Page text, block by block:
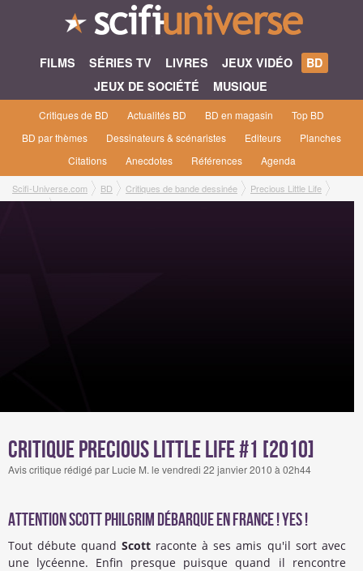
FILMS SÉRIES TV LIVRES JEUX VIDÉO
BD
JEUX DE SOCIÉTÉ
MUSIQUE
Critiques de BD Actualités BD BD en magasin
Top BD
BD par thèmes
Dessinateurs & scénaristes Editeurs
Planches
Citations
Anecdotes Références Agenda
Scifi-Universe.com BD Critiques de bande dessinée
Precious Little Life
Lucie M.
Critique Precious Little Life #1 [2010]
Avis critique rédigé par Lucie M. le vendredi 22 janvier 2010 à 02h44
Attention Scott Philgrim débarque en France ! Yes !
Tout débute quand Scott raconte à ses amis qu'il sort avec
une lycéenne. Enfin presque puisque quand il rencontre